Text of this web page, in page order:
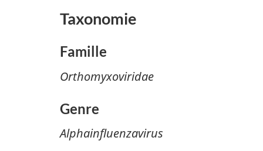
Taxonomie
Famille
Orthomyxoviridae
Genre
Alphainfluenzavirus